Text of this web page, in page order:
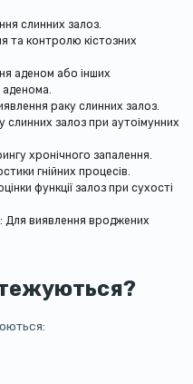
слинних залоз.
та контролю кістозних
аденом або інших
раку слинних залоз.
слинних залоз при аутоімунних
хронічного запалення.
гнійних процесів.
функції залоз при сухості
: Для виявлення вроджених